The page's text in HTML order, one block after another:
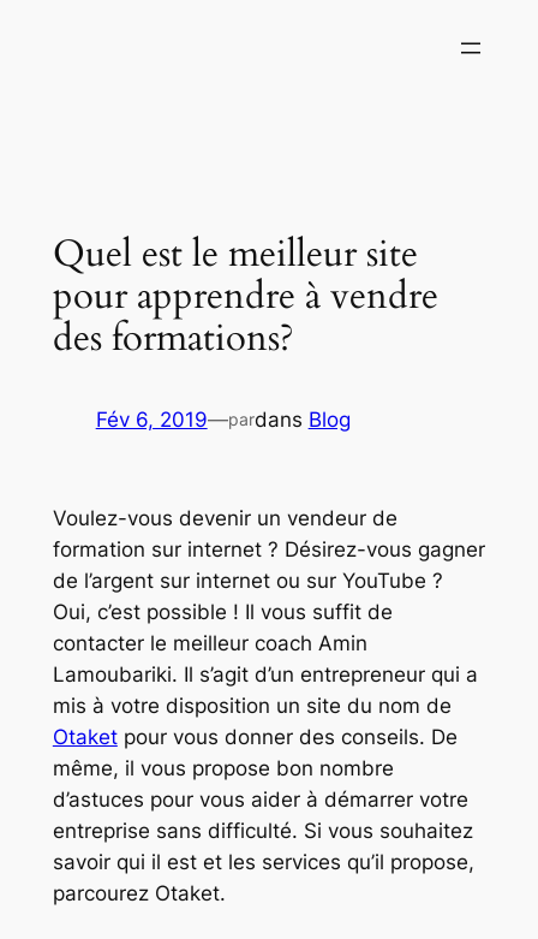
Quel est le meilleur site
pour apprendre à vendre
des formations?
Fév 6, 2019—pardans Blog
Voulez-vous devenir un vendeur de
formation sur internet ? Désirez-vous gagner
de l’argent sur internet ou sur YouTube ?
Oui, c’est possible ! Il vous suffit de
contacter le meilleur coach Amin
Lamoubariki. Il s’agit d’un entrepreneur qui a
mis à votre disposition un site du nom de
Otaketpour vous donner des conseils. De
même, il vous propose bon nombre
d’astuces pour vous aider à démarrer votre
entreprise sans difficulté. Si vous souhaitez
savoir qui il est et les services qu’il propose,
parcourez Otaket.